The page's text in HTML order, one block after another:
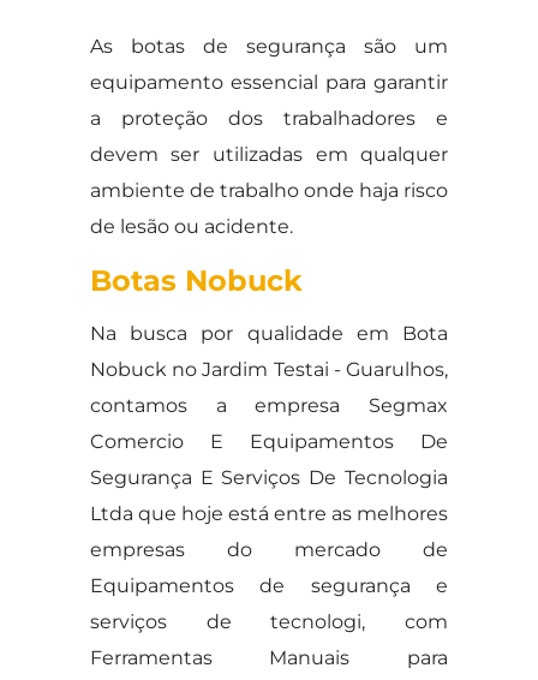
As botas de segurança são um
equipamento essencial para garantir
a proteção dos trabalhadores e
devem ser utilizadas em qualquer
ambiente de trabalho onde haja risco
de lesão ou acidente.
Botas Nobuck
Na busca por qualidade em Bota
Nobuck no Jardim Testai - Guarulhos,
contamos a empresa Segmax
Comercio E Equipamentos De
Segurança E Serviços De Tecnologia
Ltda que hoje está entre as melhores
empresas do mercado de
Equipamentos de segurança e
serviços de tecnologi, com
Ferramentas Manuais para